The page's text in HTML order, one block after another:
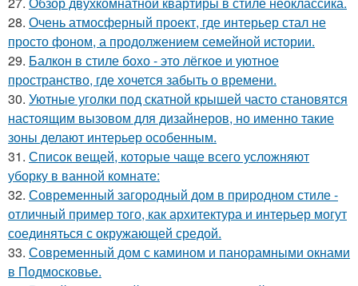
28. Очень атмосферный проект, где интерьер стал не
просто фоном, а продолжением семейной истории.
29. Балкон в стиле бохо - это лёгкое и уютное
пространство, где хочется забыть о времени.
30. Уютные уголки под скатной крышей часто становятся
настоящим вызовом для дизайнеров, но именно такие
зоны делают интерьер особенным.
31. Список вещей, которые чаще всего усложняют
уборку в ванной комнате:
32. Современный загородный дом в природном стиле -
отличный пример того, как архитектура и интерьер могут
соединяться с окружающей средой.
33. Современный дом с камином и панорамными окнами
в Подмосковье.